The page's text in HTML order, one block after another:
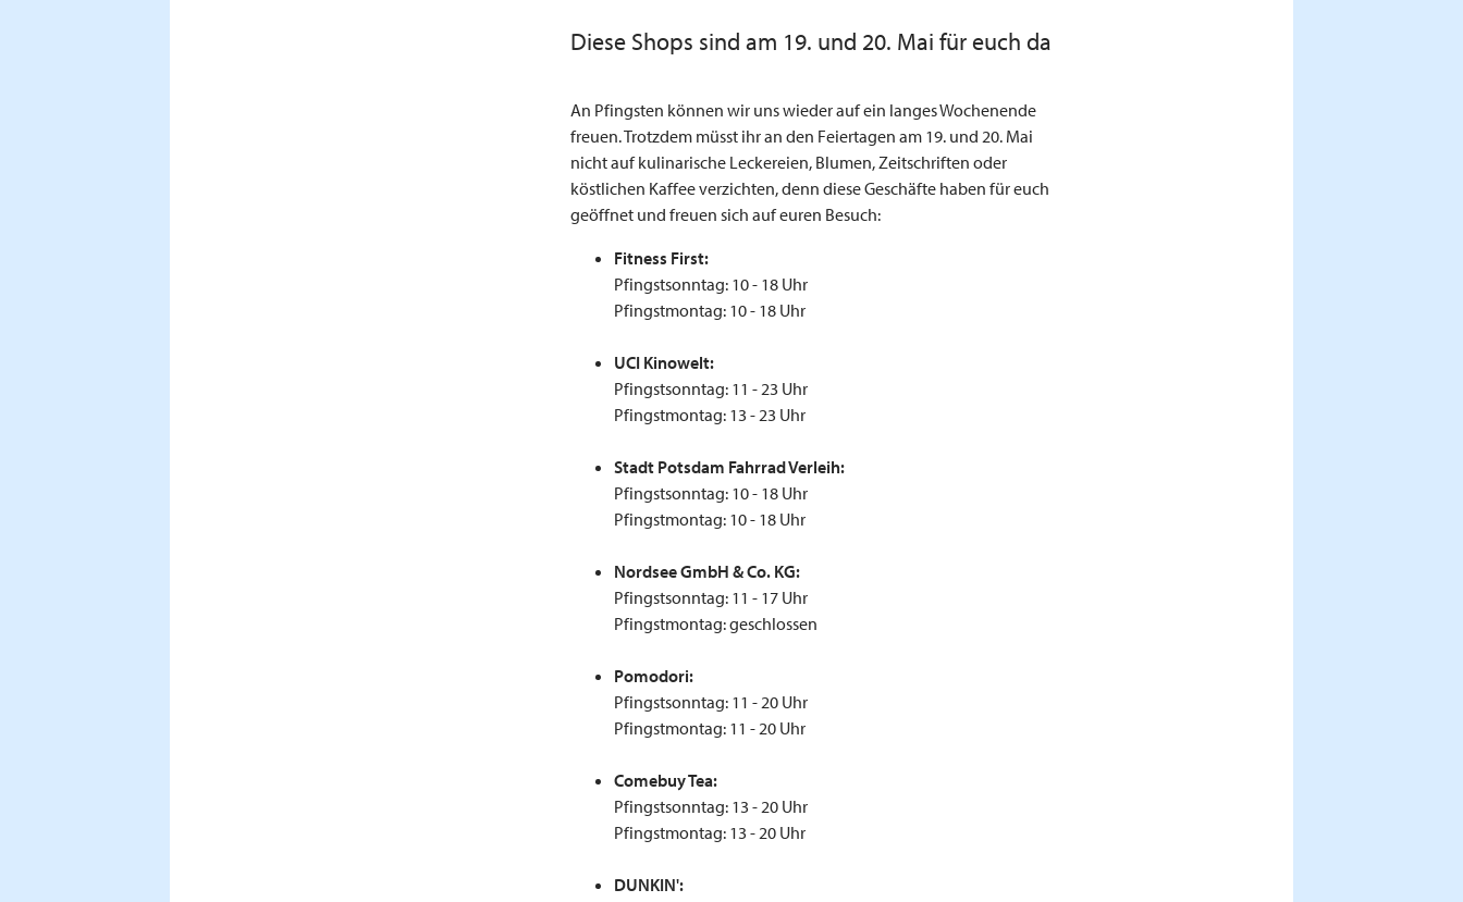
Diese Shops sind am 19. und 20. Mai für euch da
An Pfingsten können wir uns wieder auf ein langes Wochenende
freuen. Trotzdem müsst ihr an den Feiertagen am 19. und 20. Mai
nicht auf kulinarische Leckereien, Blumen, Zeitschriften oder
köstlichen Kaffee verzichten, denn diese Geschäfte haben für euch
geöffnet und freuen sich auf euren Besuch:
Fitness First:
Pfingstsonntag: 10 - 18 Uhr
Pfingstmontag: 10 - 18 Uhr
UCI Kinowelt:
Pfingstsonntag: 11 - 23 Uhr
Pfingstmontag: 13 - 23 Uhr
Stadt Potsdam Fahrrad Verleih:
Pfingstsonntag: 10 - 18 Uhr
Pfingstmontag: 10 - 18 Uhr
Nordsee GmbH & Co. KG:
Pfingstsonntag: 11 - 17 Uhr
Pfingstmontag: geschlossen
Pomodori:
Pfingstsonntag: 11 - 20 Uhr
Pfingstmontag: 11 - 20 Uhr
Comebuy Tea:
Pfingstsonntag: 13 - 20 Uhr
Pfingstmontag: 13 - 20 Uhr
DUNKIN':